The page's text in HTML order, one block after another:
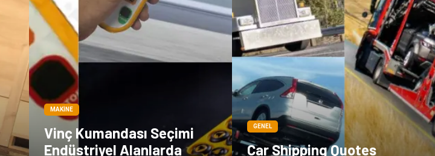
MAKINE
Vinç Kumandası Seçimi
Endüstriyel Alanlarda
GENEL
Car Shipping Quotes